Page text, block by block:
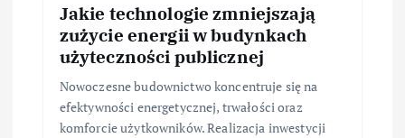
Jakie technologie zmniejszają
zużycie energii w budynkach
użyteczności publicznej
Nowoczesne budownictwo koncentruje się na
efektywności energetycznej, trwałości oraz
komforcie użytkowników. Realizacja inwestycji